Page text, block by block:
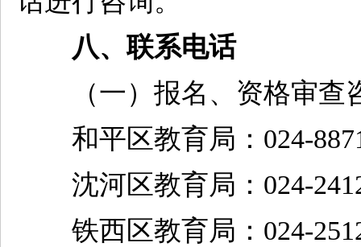
八、联系电话
（一）报名、资格审查
和平区教育局：024-
沈河区教育局：024-
铁西区教育局：024-